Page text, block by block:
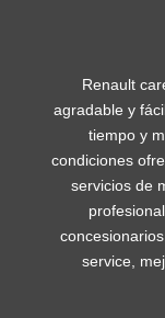
Renault
agradable y
tiempo y
condiciones
servicios de
service,